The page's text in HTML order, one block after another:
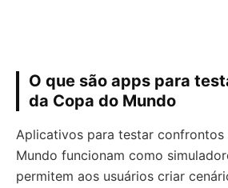
O que são apps para
da Copa do Mundo
Aplicativos para testar confrontos
Mundo funcionam como
permitem aos usuários criar